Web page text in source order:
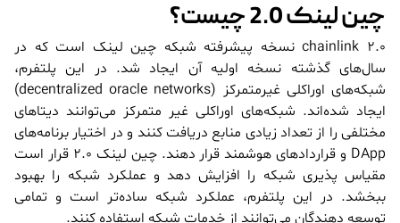
چین لینک 2.0 چیست؟
chainlink 2.0 نسخه پیشرفته شبکه چین لینک است که در
سال‌های گذشته نسخه اولیه آن ایجاد شد. در این پلتفرم،
شبکه‌های اوراکلی غیرمتمرکز (decentralized oracle networks)
ایجاد شده‌اند. شبکه‌های اوراکلی غیر متمرکز می‌توانند دیتاهای
مختلفی را از تعداد زیادی منابع دریافت کنند و در اختیار برنامه‌های
DApp و قراردادهای هوشمند قرار دهند. چین لینک 2.0 قرار است
مقیاس پذیری شبکه را افزایش دهد و عملکرد شبکه را بهبود
ببخشد. در این پلتفرم، عملکرد شبکه ساده‌تر است و تمامی
توسعه دهندگان می‌توانند از خدمات شبکه استفاده کنند.